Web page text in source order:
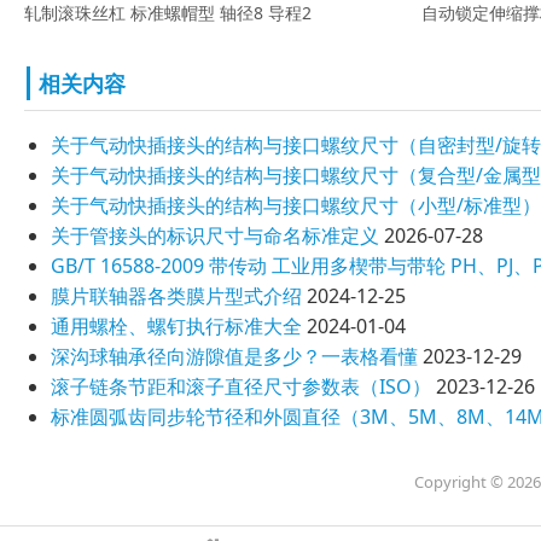
轧制滚珠丝杠 标准螺帽型 轴径8 导程2
相关内容
关于气动快插接头的结构与接口螺纹尺寸（自密封型/旋
关于气动快插接头的结构与接口螺纹尺寸（复合型/金属
关于气动快插接头的结构与接口螺纹尺寸（小型/标准型）
关于管接头的标识尺寸与命名标准定义 2026-07-28
GB/T 16588-2009 带传动 工业用多楔带与带轮 PH、PJ、
膜片联轴器各类膜片型式介绍 2024-12-25
通用螺栓、螺钉执行标准大全 2024-01-04
深沟球轴承径向游隙值是多少？一表格看懂2023-12-29
滚子链条节距和滚子直径尺寸参数表（ISO）
2023-12-26
标准圆弧齿同步轮节径和外圆直径（3M、5M、8M、
Copyright ©